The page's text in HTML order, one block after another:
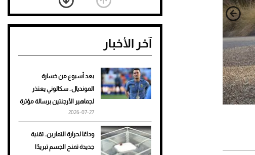
نرى المستقبل من خلال
تصميماتنا.. كيف حجزت 1886
تمنحك فخامة استثنائية
هوى الأبطال
أفضل تدريج للشعر الطويل
لإطلالة جريئة وعصرية
آخر الأخبار
بعد أسبوع من خسارة
المونديال.. سكالوني يعتذر
لجماهير الأرجنتين برسالة مؤثرة
2026-07-27
وداعًا لحرارة التمارين.. تقنية
جديدة تمنح الجسم تبريدًا